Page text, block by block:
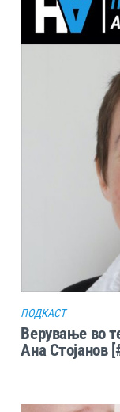
ПОДКАСТ
Верување во
Ана Стојанов